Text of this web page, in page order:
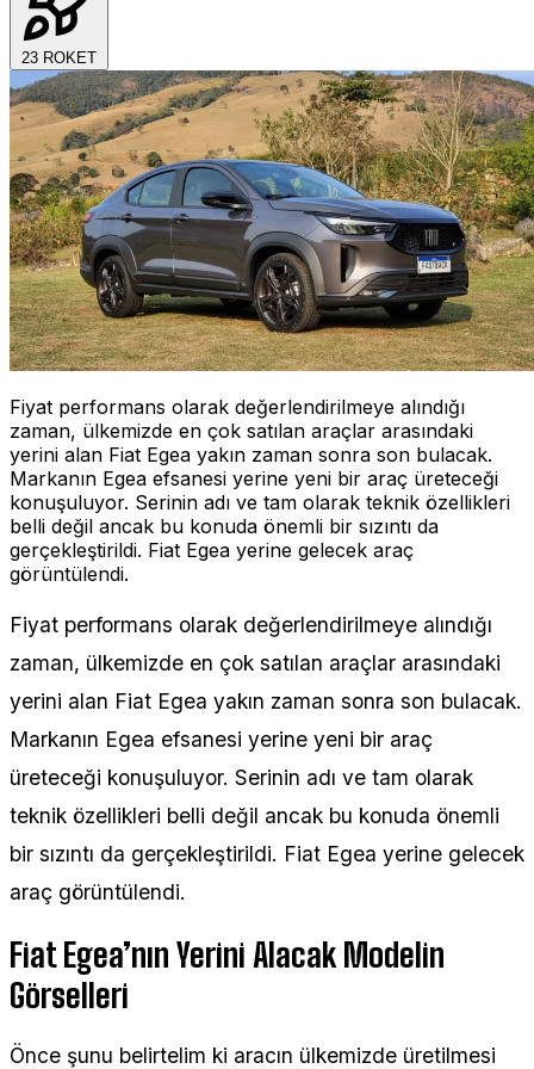
23 ROKET
Fiyat performans olarak değerlendirilmeye alındığı
zaman, ülkemizde en çok satılan araçlar arasındaki
yerini alan Fiat Egea yakın zaman sonra son bulacak.
Markanın Egea efsanesi yerine yeni bir araç üreteceği
konuşuluyor. Serinin adı ve tam olarak teknik özellikleri
belli değil ancak bu konuda önemli bir sızıntı da
gerçekleştirildi. Fiat Egea yerine gelecek araç
görüntülendi.
Fiyat performans olarak değerlendirilmeye alındığı
zaman, ülkemizde en çok satılan araçlar arasındaki
yerini alan Fiat Egea yakın zaman sonra son bulacak.
Markanın Egea efsanesi yerine yeni bir araç
üreteceği konuşuluyor. Serinin adı ve tam olarak
teknik özellikleri belli değil ancak bu konuda önemli
bir sızıntı da gerçekleştirildi. Fiat Egea yerine gelecek
araç görüntülendi.
Fiat Egea’nın Yerini Alacak Modelin
Görselleri
Önce şunu belirtelim ki aracın ülkemizde üretilmesi